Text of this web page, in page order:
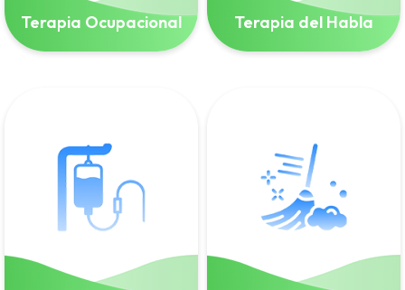
Terapia Ocupacional Terapia del Habla